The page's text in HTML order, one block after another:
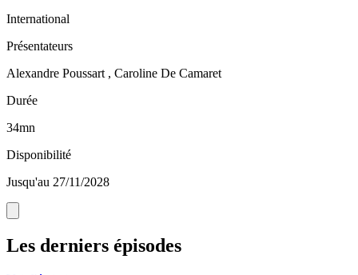
International
Présentateurs
Alexandre Poussart , Caroline De Camaret
Durée
34mn
Disponibilité
Jusqu'au 27/11/2028
Les derniers épisodes